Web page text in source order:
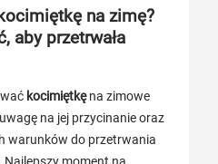
na zimę?
aby przetrwała
kocimiętkęna zimowe
na jej przycinanie oraz
warunków do przetrwania